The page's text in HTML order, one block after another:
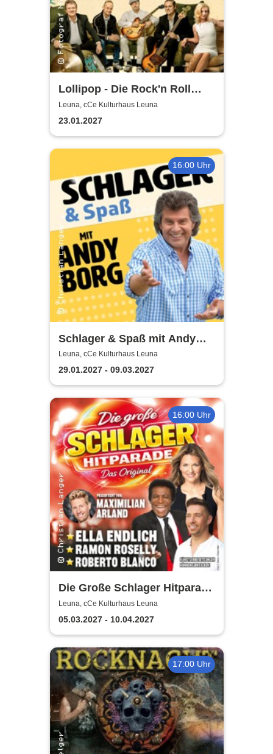
Lollipop - Die Rock'n Roll
Show - präsentiert von der
Wirtschaftswunder-Band
Leuna, cCe Kulturhaus Leuna
23.01.2027
16:00 Uhr
Schlager & Spaß mit Andy
Borg und Gästen
Leuna, cCe Kulturhaus Leuna
29.01.2027 - 09.03.2027
16:00 Uhr
Die Große Schlager Hitparade
- Das Original - 2027
Leuna, cCe Kulturhaus Leuna
05.03.2027 - 10.04.2027
17:00 Uhr